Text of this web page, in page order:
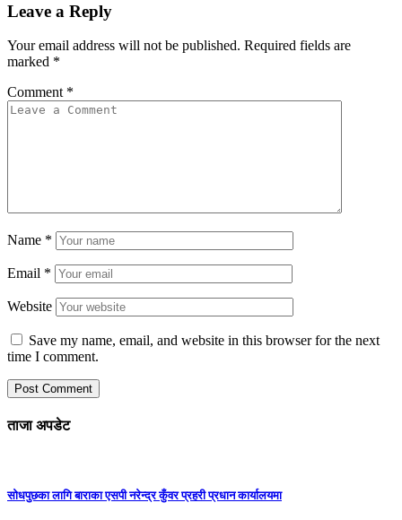
Leave a Reply
Your email address will not be published. Required fields are
marked *
Comment *
Name *
Email *
Website
Save my name, email, and website in this browser for the next
time I comment.
ताजा अपडेट
सोधपुछका लागि बाराका एसपी नरेन्द्र कुँवर प्रहरी प्रधान कार्यालयमा